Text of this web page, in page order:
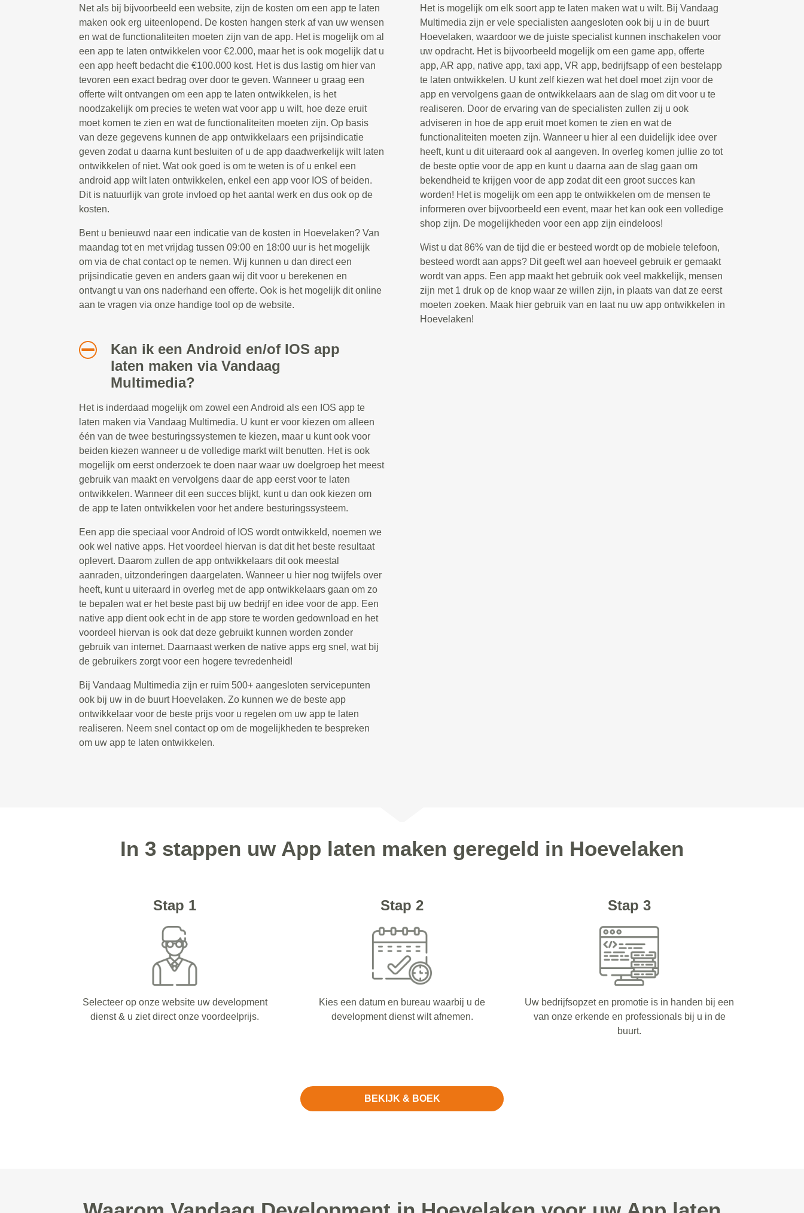
Net als bij bijvoorbeeld een website, zijn de kosten om een app te laten
maken ook erg uiteenlopend. De kosten hangen sterk af van uw wensen
en wat de functionaliteiten moeten zijn van de app. Het is mogelijk om al
een app te laten ontwikkelen voor €2.000, maar het is ook mogelijk dat u
een app heeft bedacht die €100.000 kost. Het is dus lastig om hier van
tevoren een exact bedrag over door te geven. Wanneer u graag een
offerte wilt ontvangen om een app te laten ontwikkelen, is het
noodzakelijk om precies te weten wat voor app u wilt, hoe deze eruit
moet komen te zien en wat de functionaliteiten moeten zijn. Op basis
van deze gegevens kunnen de app ontwikkelaars een prijsindicatie
geven zodat u daarna kunt besluiten of u de app daadwerkelijk wilt laten
ontwikkelen of niet. Wat ook goed is om te weten is of u enkel een
android app wilt laten ontwikkelen, enkel een app voor IOS of beiden.
Dit is natuurlijk van grote invloed op het aantal werk en dus ook op de
kosten.
Bent u benieuwd naar een indicatie van de kosten in Hoevelaken? Van
maandag tot en met vrijdag tussen 09:00 en 18:00 uur is het mogelijk
om via de chat contact op te nemen. Wij kunnen u dan direct een
prijsindicatie geven en anders gaan wij dit voor u berekenen en
ontvangt u van ons naderhand een offerte. Ook is het mogelijk dit online
aan te vragen via onze handige tool op de website.
Kan ik een Android en/of IOS app
laten maken via Vandaag
Multimedia?
Het is inderdaad mogelijk om zowel een Android als een IOS app te
laten maken via Vandaag Multimedia. U kunt er voor kiezen om alleen
één van de twee besturingssystemen te kiezen, maar u kunt ook voor
beiden kiezen wanneer u de volledige markt wilt benutten. Het is ook
mogelijk om eerst onderzoek te doen naar waar uw doelgroep het meest
gebruik van maakt en vervolgens daar de app eerst voor te laten
ontwikkelen. Wanneer dit een succes blijkt, kunt u dan ook kiezen om
de app te laten ontwikkelen voor het andere besturingssysteem.
Een app die speciaal voor Android of IOS wordt ontwikkeld, noemen we
ook wel native apps. Het voordeel hiervan is dat dit het beste resultaat
oplevert. Daarom zullen de app ontwikkelaars dit ook meestal
aanraden, uitzonderingen daargelaten. Wanneer u hier nog twijfels over
heeft, kunt u uiteraard in overleg met de app ontwikkelaars gaan om zo
te bepalen wat er het beste past bij uw bedrijf en idee voor de app. Een
native app dient ook echt in de app store te worden gedownload en het
voordeel hiervan is ook dat deze gebruikt kunnen worden zonder
gebruik van internet. Daarnaast werken de native apps erg snel, wat bij
de gebruikers zorgt voor een hogere tevredenheid!
Bij Vandaag Multimedia zijn er ruim 500+ aangesloten servicepunten
ook bij uw in de buurt Hoevelaken. Zo kunnen we de beste app
ontwikkelaar voor de beste prijs voor u regelen om uw app te laten
realiseren. Neem snel contact op om de mogelijkheden te bespreken
om uw app te laten ontwikkelen.
Het is mogelijk om elk soort app te laten maken wat u wilt. Bij Vandaag
Multimedia zijn er vele specialisten aangesloten ook bij u in de buurt
Hoevelaken, waardoor we de juiste specialist kunnen inschakelen voor
uw opdracht. Het is bijvoorbeeld mogelijk om een game app, offerte
app, AR app, native app, taxi app, VR app, bedrijfsapp of een bestelapp
te laten ontwikkelen. U kunt zelf kiezen wat het doel moet zijn voor de
app en vervolgens gaan de ontwikkelaars aan de slag om dit voor u te
realiseren. Door de ervaring van de specialisten zullen zij u ook
adviseren in hoe de app eruit moet komen te zien en wat de
functionaliteiten moeten zijn. Wanneer u hier al een duidelijk idee over
heeft, kunt u dit uiteraard ook al aangeven. In overleg komen jullie zo tot
de beste optie voor de app en kunt u daarna aan de slag gaan om
bekendheid te krijgen voor de app zodat dit een groot succes kan
worden! Het is mogelijk om een app te ontwikkelen om de mensen te
informeren over bijvoorbeeld een event, maar het kan ook een volledige
shop zijn. De mogelijkheden voor een app zijn eindeloos!
Wist u dat 86% van de tijd die er besteed wordt op de mobiele telefoon,
besteed wordt aan apps? Dit geeft wel aan hoeveel gebruik er gemaakt
wordt van apps. Een app maakt het gebruik ook veel makkelijk, mensen
zijn met 1 druk op de knop waar ze willen zijn, in plaats van dat ze eerst
moeten zoeken. Maak hier gebruik van en laat nu uw app ontwikkelen in
Hoevelaken!
In 3 stappen uw App laten maken geregeld in Hoevelaken
Stap 1
Selecteer op onze website uw development
dienst & u ziet direct onze voordeelprijs.
Stap 2
Kies een datum en bureau waarbij u de
development dienst wilt afnemen.
Stap 3
Uw bedrijfsopzet en promotie is in handen bij een
van onze erkende en professionals bij u in de
buurt.
BEKIJK & BOEK